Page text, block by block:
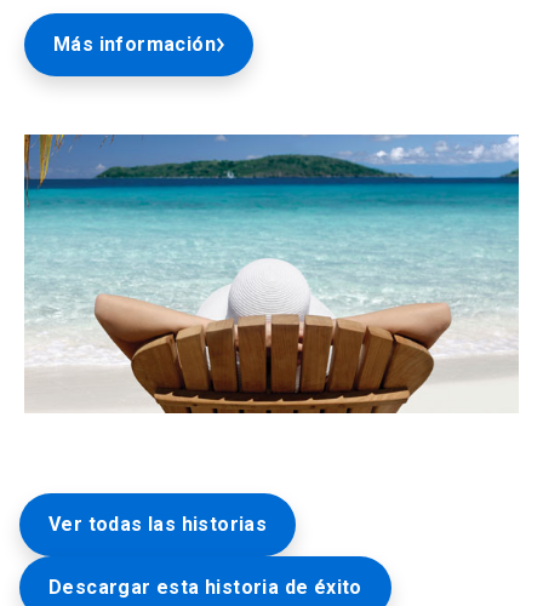
Más información
Ver todas las historias
Descargar esta historia de éxito